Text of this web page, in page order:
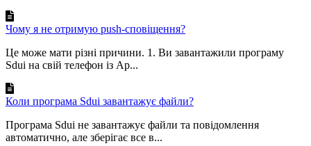
Чому я не отримую push-сповіщення?
Це може мати різні причини. 1. Ви завантажили програму
Sdui на свій телефон із Ap...
Коли програма Sdui завантажує файли?
Програма Sdui не завантажує файли та повідомлення
автоматично, але зберігає все в...